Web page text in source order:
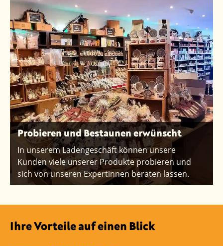
Probieren und Bestaunen erwünscht
In unserem Ladengeschäft können unsere
Kunden viele unserer Produkte probieren und
sich von unseren Expertinnen beraten lassen.
Ihre Vorteile auf einen Blick